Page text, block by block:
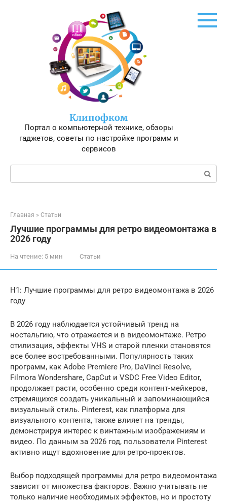
Клипофком
Портал о компьютерной технике, обзоры
гаджетов, советы по настройке программ и
сервисов
Поиск:
Главная » Статьи
Лучшие программы для ретро видеомонтажа в
2026 году
На чтение: 5 мин Статьи
H1: Лучшие программы для ретро видеомонтажа в 2026
году
В 2026 году наблюдается устойчивый тренд на
ностальгию, что отражается и в видеомонтаже. Ретро
стилизация, эффекты VHS и старой пленки становятся
все более востребованными. Популярность таких
программ, как Adobe Premiere Pro, DaVinci Resolve,
Filmora Wondershare, CapCut и VSDC Free Video Editor,
продолжает расти, особенно среди контент-мейкеров,
стремящихся создать уникальный и запоминающийся
визуальный стиль. Pinterest, как платформа для
визуального контента, также влияет на тренды,
демонстрируя интерес к винтажным изображениям и
видео. По данным за 2026 год, пользователи Pinterest
активно ищут вдохновение для ретро-проектов.
Выбор подходящей программы для ретро видеомонтажа
зависит от множества факторов. Важно учитывать не
только наличие необходимых эффектов, но и простоту